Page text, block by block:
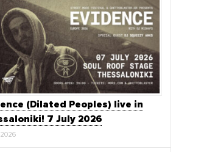
(Dilated Peoples) live in
7 July 2026